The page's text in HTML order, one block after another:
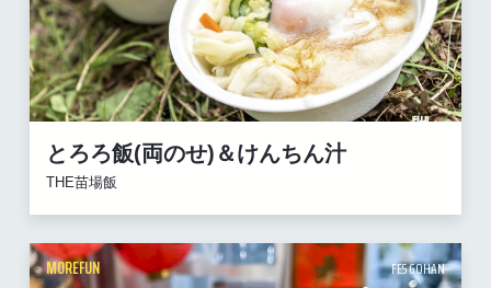
とろろ飯(両のせ)＆けんちん汁
THE苗場飯
MOREFUN FES GOHAN